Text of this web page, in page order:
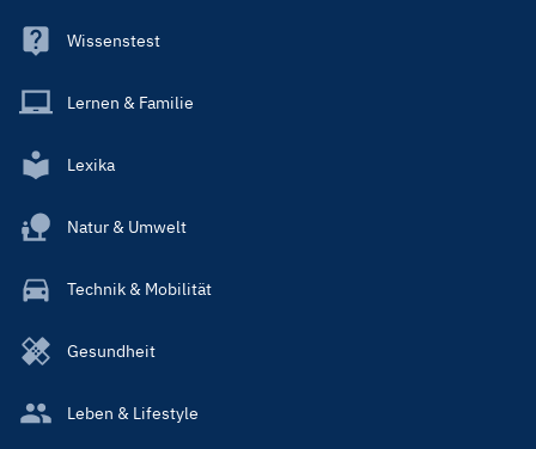
Wissenstest
Lernen & Familie
Lexika
Natur & Umwelt
Technik & Mobilität
Gesundheit
Leben & Lifestyle